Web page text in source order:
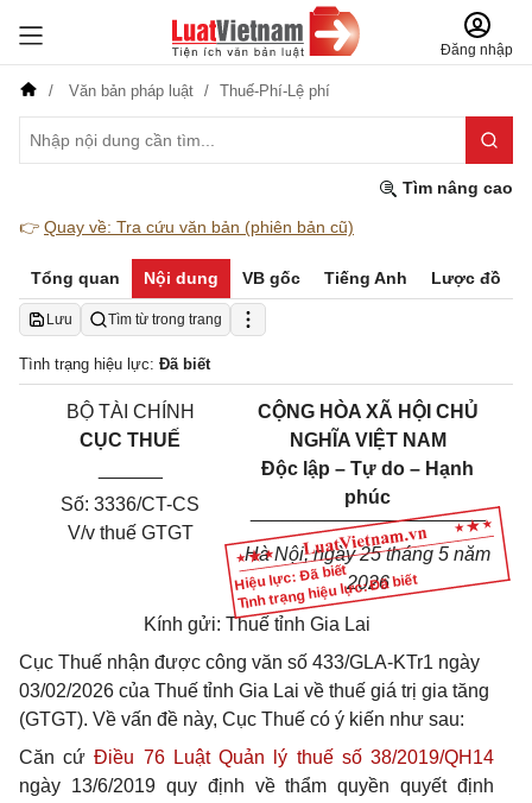
Đăng nhập
Văn bản pháp luật Thuế-Phí-Lệ phí
Tìm nâng cao
👉 Quay về: Tra cứu văn bản (phiên bản cũ)
Tổng quan Nội dung VB gốc Tiếng Anh Lược đồ
Lưu Tìm từ trong trang
Tình trạng hiệu lực: Đã biết
Hiệu lực: Đã biết
Tình trạng hiệu lực: Đã biết
BỘ TÀI CHÍNH
CỤC THUẾ
Số: 3336/CT-CS
V/v thuế GTGT
CỘNG HÒA XÃ HỘI CHỦ
NGHĨA VIỆT NAM
Độc lập – Tự do – Hạnh
phúc
___________ ______
Hà Nội, ngày 25 tháng 5 năm
2026
Kính gửi: Thuế tỉnh Gia Lai
Cục Thuế nhận được công văn số 433/GLA-KTr1 ngày
03/02/2026 của Thuế tỉnh Gia Lai về thuế giá trị gia tăng
(GTGT). Về vấn đề này, Cục Thuế có ý kiến như sau:
Căn cứĐiều 76 Luật Quản lý thuế số 38/2019/QH14
ngày 13/6/2019 quy định về thẩm quyền quyết định